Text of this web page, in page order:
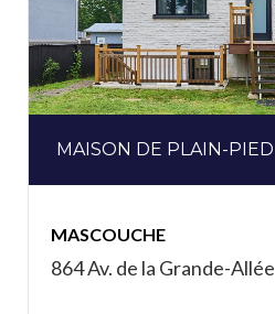
MAISON DE PLAIN-PIED
MASCOUCHE
864 Av. de la Grande-Allée